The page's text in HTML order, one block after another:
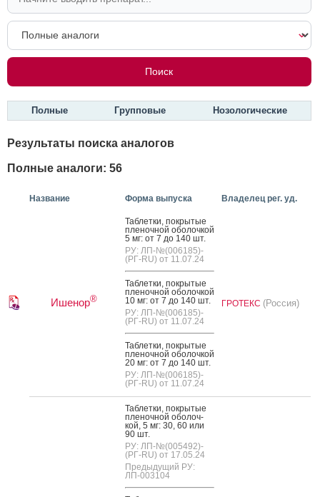
Полные Групповые Нозологические
Результаты поиска аналогов
Полные аналоги: 56
Название Форма выпуска Владелец рег. уд.
Ишенор®
Таб­летки, пок­ры­тые
пле­ноч­ной обо­лоч­кой
5 мг: от 7 до 140 шт.
РУ: ЛП-№(006185)-
(РГ-RU) от 11.07.24
Таб­летки, пок­ры­тые
пле­ноч­ной обо­лоч­кой
10 мг: от 7 до 140 шт.
РУ: ЛП-№(006185)-
(РГ-RU) от 11.07.24
Таб­летки, пок­ры­тые
пле­ноч­ной обо­лоч­кой
20 мг: от 7 до 140 шт.
РУ: ЛП-№(006185)-
(РГ-RU) от 11.07.24
ГРОТЕКС (Россия)
Таб­летки, пок­ры­тые
пле­ноч­ной обо­лоч­
кой, 5 мг: 30, 60 или
90 шт.
РУ: ЛП-№(005492)-
(РГ-RU) от 17.05.24
Предыдущий РУ:
ЛП-003104